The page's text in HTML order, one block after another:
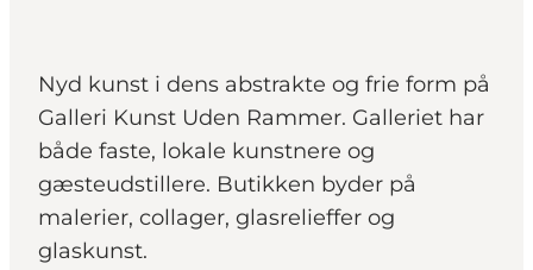
Nyd kunst i dens abstrakte og frie form på
Galleri Kunst Uden Rammer. Galleriet har
både faste, lokale kunstnere og
gæsteudstillere. Butikken byder på
malerier, collager, glasrelieffer og
glaskunst.